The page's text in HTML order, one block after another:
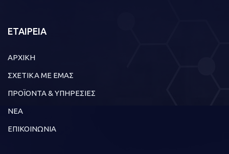
ΕΤΑΙΡΕΙΑ
ΑΡΧΙΚΗ
ΣΧΕΤΙΚΑ ΜΕ ΕΜΑΣ
ΠΡΟΪΟΝΤΑ & ΥΠΗΡΕΣΙΕΣ
ΝΕΑ
ΕΠΙΚΟΙΝΩΝΙΑ